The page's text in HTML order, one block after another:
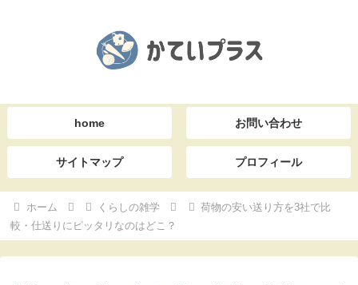
home お問い合わせ
サイトマップ プロフィール
ホーム くらしの雑学
荷物の安い送り方を3社で比
較・仕送りにピッタリなのはどこ？